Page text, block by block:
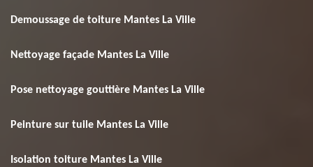
Demoussage de toiture Mantes La Ville
Nettoyage façade Mantes La Ville
Pose nettoyage gouttière Mantes La Ville
Peinture sur tuile Mantes La Ville
Isolation toiture Mantes La Ville